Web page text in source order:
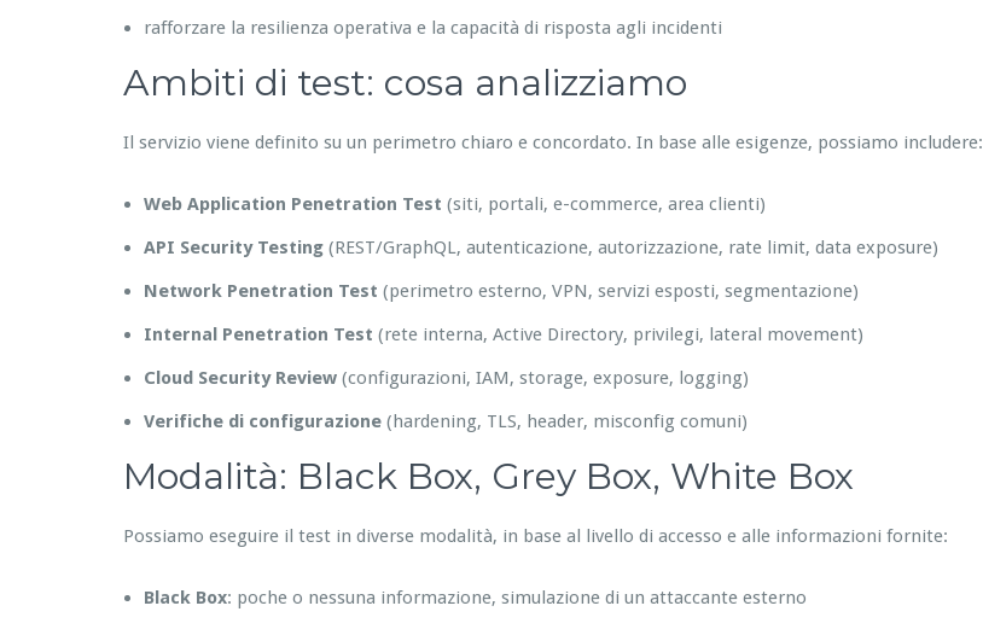
rafforzare la resilienza operativa e la capacità di risposta agli incidenti
Ambiti di test: cosa analizziamo
Il servizio viene definito su un perimetro chiaro e concordato. In base alle esigenze, possiamo includere:
Web Application Penetration Test (siti, portali, e-commerce, area clienti)
API Security Testing (REST/GraphQL, autenticazione, autorizzazione, rate limit, data exposure)
Network Penetration Test (perimetro esterno, VPN, servizi esposti, segmentazione)
Internal Penetration Test (rete interna, Active Directory, privilegi, lateral movement)
Cloud Security Review (configurazioni, IAM, storage, exposure, logging)
Verifiche di configurazione (hardening, TLS, header, misconfig comuni)
Modalità: Black Box, Grey Box, White Box
Possiamo eseguire il test in diverse modalità, in base al livello di accesso e alle informazioni fornite:
Black Box: poche o nessuna informazione, simulazione di un attaccante esterno